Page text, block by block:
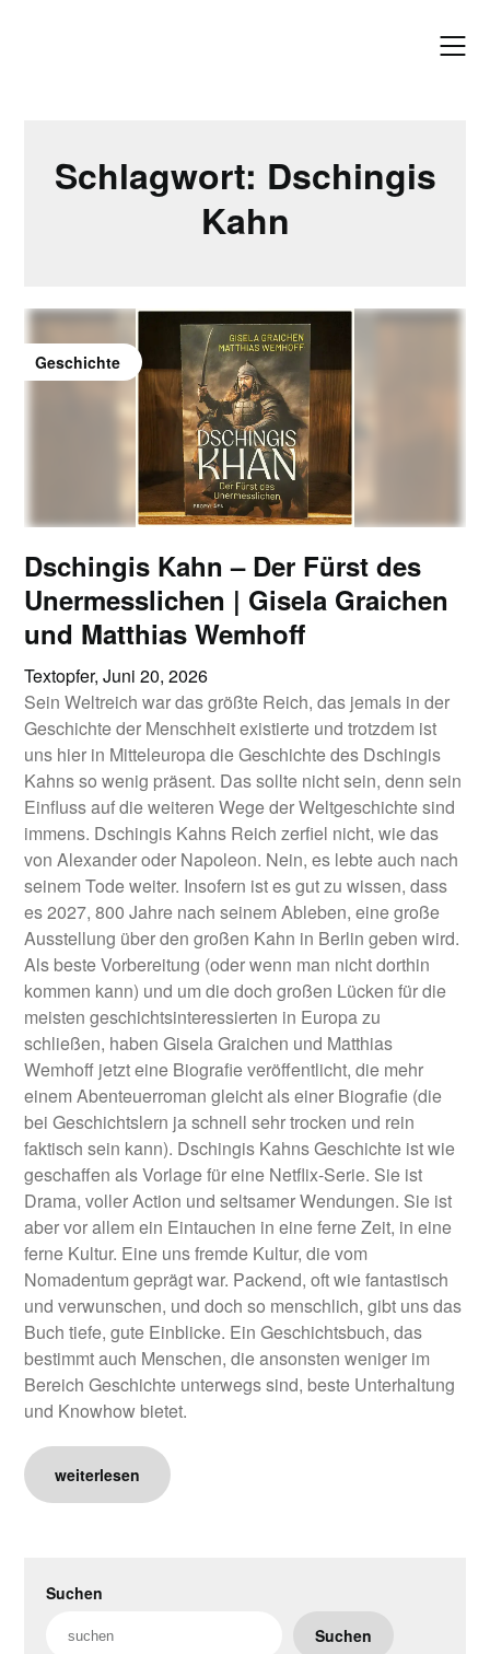
Schlagwort: Dschingis
Kahn
Geschichte
Dschingis Kahn – Der Fürst des
Unermesslichen | Gisela Graichen
und Matthias Wemhoff
Textopfer,Juni 20, 2026
Sein Weltreich war das größte Reich, das jemals in der
Geschichte der Menschheit existierte und trotzdem ist
uns hier in Mitteleuropa die Geschichte des Dschingis
Kahns so wenig präsent. Das sollte nicht sein, denn sein
Einfluss auf die weiteren Wege der Weltgeschichte sind
immens. Dschingis Kahns Reich zerfiel nicht, wie das
von Alexander oder Napoleon. Nein, es lebte auch nach
seinem Tode weiter. Insofern ist es gut zu wissen, dass
es 2027, 800 Jahre nach seinem Ableben, eine große
Ausstellung über den großen Kahn in Berlin geben wird.
Als beste Vorbereitung (oder wenn man nicht dorthin
kommen kann) und um die doch großen Lücken für die
meisten geschichtsinteressierten in Europa zu
schließen, haben Gisela Graichen und Matthias
Wemhoff jetzt eine Biografie veröffentlicht, die mehr
einem Abenteuerroman gleicht als einer Biografie (die
bei Geschichtslern ja schnell sehr trocken und rein
faktisch sein kann). Dschingis Kahns Geschichte ist wie
geschaffen als Vorlage für eine Netflix-Serie. Sie ist
Drama, voller Action und seltsamer Wendungen. Sie ist
aber vor allem ein Eintauchen in eine ferne Zeit, in eine
ferne Kultur. Eine uns fremde Kultur, die vom
Nomadentum geprägt war. Packend, oft wie fantastisch
und verwunschen, und doch so menschlich, gibt uns das
Buch tiefe, gute Einblicke. Ein Geschichtsbuch, das
bestimmt auch Menschen, die ansonsten weniger im
Bereich Geschichte unterwegs sind, beste Unterhaltung
und Knowhow bietet.
weiterlesen
Suchen
Suchen